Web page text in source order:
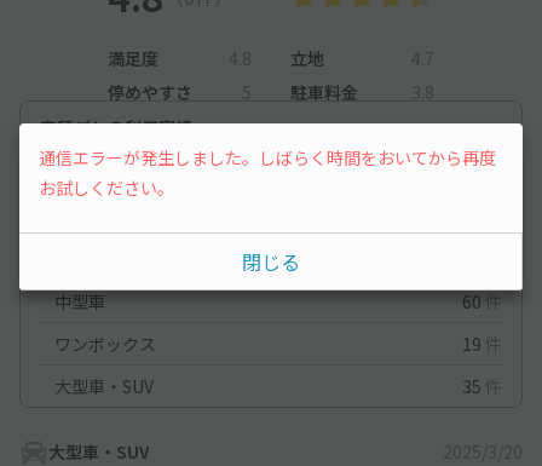
満足度 4.8 立地
4.7
停めやすさ
5 駐車料金
3.8
車種ごとの利用実績
オートバイ
中型車
60 件
ワンボックス
19 件
大型車・SUV
35 件
大型車・SUV 2025/3/20
通信エラーが発生しました。しばらく時間をおいてから再度
お試しください。
閉じる